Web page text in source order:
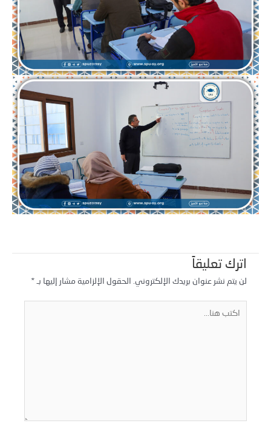
اترك تعليقاً
لن يتم نشر عنوان بريدك الإلكتروني. الحقول الإلزامية مشار إليها بـ